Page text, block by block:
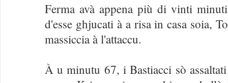
Ferma avà appena più di vinti
d'esse ghjucati à a risa in casa soia,
massiccia à l'attaccu.
À u minutu 67, i Bastiacci sò